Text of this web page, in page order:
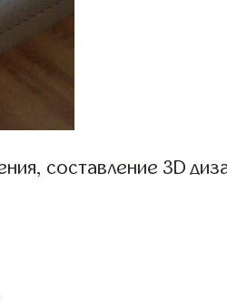
составление 3D